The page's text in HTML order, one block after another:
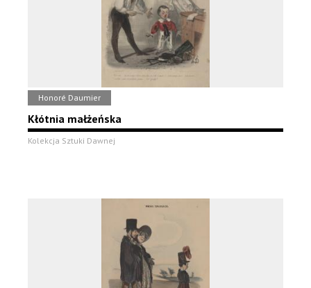
Honoré Daumier
Kłótnia małżeńska
Kolekcja Sztuki Dawnej